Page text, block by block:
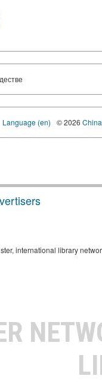
Language (en) © 2026
international library